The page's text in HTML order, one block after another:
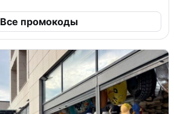
Все промокоды